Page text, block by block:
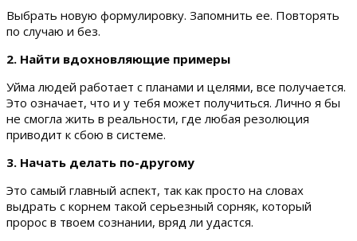
Выбрать новую формулировку. Запомнить ее. Повторять
по случаю и без.
2. Найти вдохновляющие примеры
Уйма людей работает с планами и целями, все получается.
Это означает, что и у тебя может получиться. Лично я бы
не смогла жить в реальности, где любая резолюция
приводит к сбою в системе.
3. Начать делать по-другому
Это самый главный аспект, так как просто на словах
выдрать с корнем такой серьезный сорняк, который
пророс в твоем сознании, вряд ли удастся.